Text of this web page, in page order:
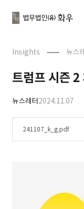
Insights 뉴스
트럼프 시즌
뉴스레터2024.11.07
241107_k_g.pdf